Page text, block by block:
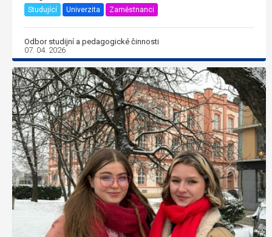
Studující Univerzita Zaměstnanci
Odbor studijní a pedagogické činnosti
07. 04. 2026